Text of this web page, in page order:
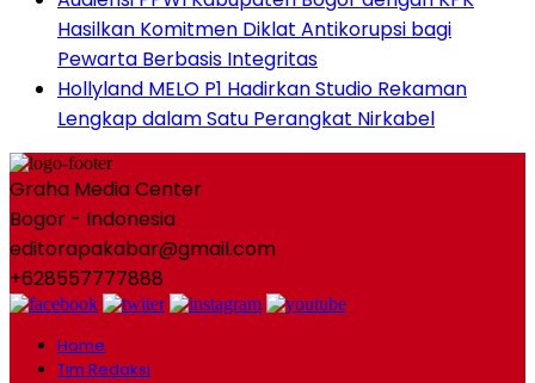
Hasilkan Komitmen Diklat Antikorupsi bagi
Pewarta Berbasis Integritas
Hollyland MELO P1 Hadirkan Studio Rekaman
Lengkap dalam Satu Perangkat Nirkabel
Graha Media Center
Bogor - Indonesia
editorapakabar@gmail.com
+628557777888
Home
Tim Redaksi